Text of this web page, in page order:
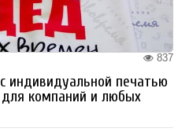
837
индивидуальной печатью
компаний и любых